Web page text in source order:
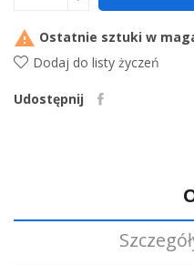
 Ostatnie sztuki w
Dodaj do listy życzeń
Udostępnij